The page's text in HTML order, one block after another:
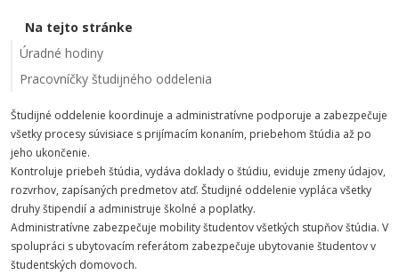
Na tejto stránke
Úradné hodiny
Pracovníčky študijného oddelenia
Študijné oddelenie koordinuje a administratívne podporuje a zabezpečuje
všetky procesy súvisiace s prijímacím konaním, priebehom štúdia až po
jeho ukončenie.
Kontroluje priebeh štúdia, vydáva doklady o štúdiu, eviduje zmeny údajov,
rozvrhov, zapísaných predmetov atď. Študijné oddelenie vypláca všetky
druhy štipendií a administruje školné a poplatky.
Administratívne zabezpečuje mobility študentov všetkých stupňov štúdia. V
spolupráci s ubytovacím referátom zabezpečuje ubytovanie študentov v
študentských domovoch.